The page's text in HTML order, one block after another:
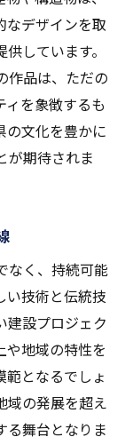
なデザインを取
しています。
作品は、ただの
を象徴するも
の文化を豊かに
が期待されま
なく、持続可能
い技術と伝統技
建設プロジェク
や地域の特性を
範となるでしょ
域の発展を超え
る舞台となりま